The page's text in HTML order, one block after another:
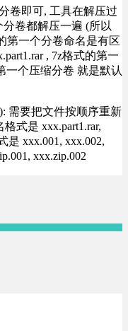
卷即可, 工具在解压过
卷都解压一遍 (所以
第一个分卷命名是有区
, 7z格式的第一
一个压缩分卷 就是默认
需要把文件按顺序重新
式是 xxx.part1.rar,
是 xxx.001, xxx.002,
xxx.zip.002